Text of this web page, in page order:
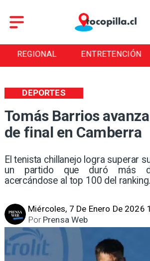
REGIONAL ENTRETENCIÓN
Tomás Barrios
de final en Camberra
El tenista chillanejo logra superar
un partido que duró más
acercándose al top 100 del ranking.
DEPORTES
Miércoles, 7 De Enero De 2026
Prensa Web
Por